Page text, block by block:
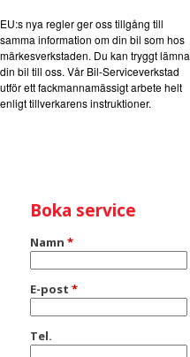
EU:s nya regler ger oss tillgång till
samma information om din bil som hos
märkesverkstaden. Du kan tryggt lämna
din bil till oss. Vår Bil-Serviceverkstad
utför ett fackmannamässigt arbete helt
enligt tillverkarens instruktioner.
Boka service
Namn *
E-post *
Tel.